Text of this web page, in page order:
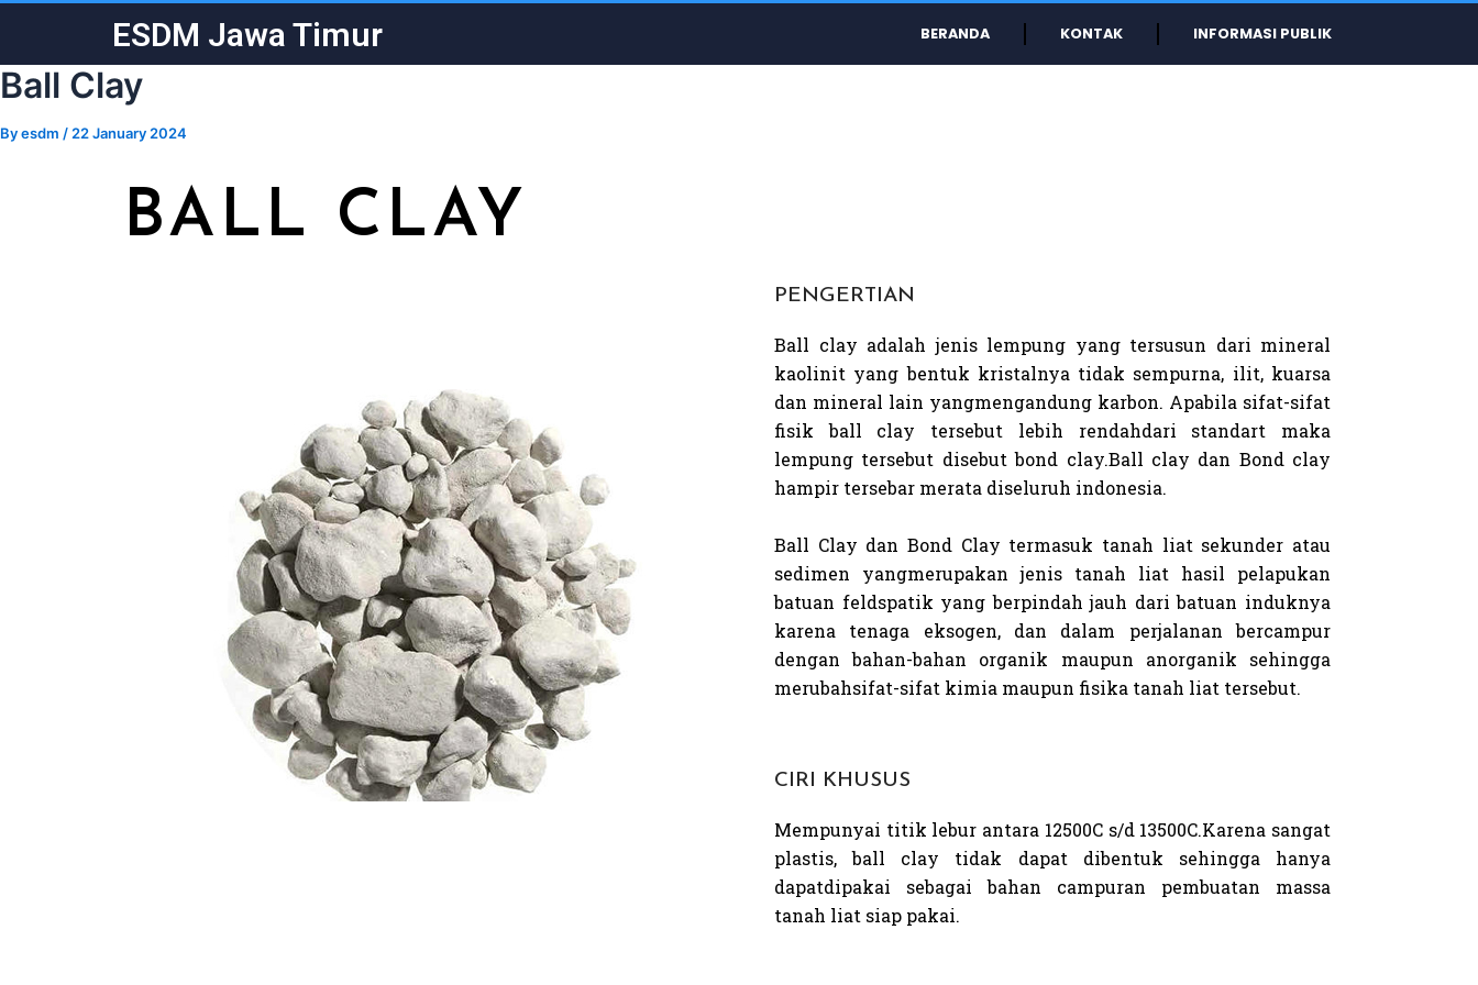
content
ESDM Jawa Timur BERANDA KONTAK INFORMASI PUBLIK
Ball Clay
Byesdm / 22 January 2024
BALL CLAY
PENGERTIAN
Ball clay adalah jenis lempung yang tersusun dari mineral
kaolinit yang bentuk kristalnya tidak sempurna, ilit, kuarsa
dan mineral lain yangmengandung karbon. Apabila sifat-sifat
fisik ball clay tersebut lebih rendahdari standart maka
lempung tersebut disebut bond clay.Ball clay dan Bond clay
hampir tersebar merata diseluruh indonesia.
Ball Clay dan Bond Clay termasuk tanah liat sekunder atau
sedimen yangmerupakan jenis tanah liat hasil pelapukan
batuan feldspatik yang berpindah jauh dari batuan induknya
karena tenaga eksogen, dan dalam perjalanan bercampur
dengan bahan-bahan organik maupun anorganik sehingga
merubahsifat-sifat kimia maupun fisika tanah liat tersebut.
CIRI KHUSUS
Mempunyai titik lebur antara 12500C s/d 13500C.Karena sangat
plastis, ball clay tidak dapat dibentuk sehingga hanya
dapatdipakai sebagai bahan campuran pembuatan massa
tanah liat siap pakai.